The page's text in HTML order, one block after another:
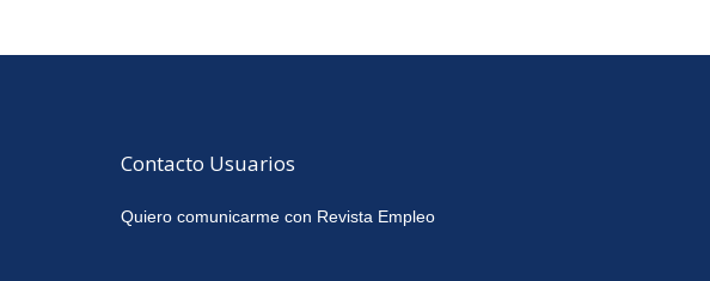
Contacto Usuarios
Quiero comunicarme con Revista Empleo